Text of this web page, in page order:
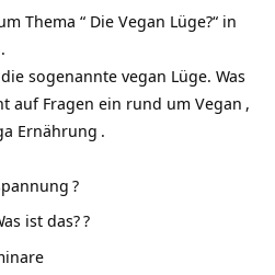
Thema “ Die Vegan Lüge?“ in
sogenannte vegan Lüge. Was
auf Fragen ein rund um Vegan ,
Ernährung .
?
ist das??